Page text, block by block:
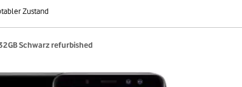
Zustand
Schwarz refurbished